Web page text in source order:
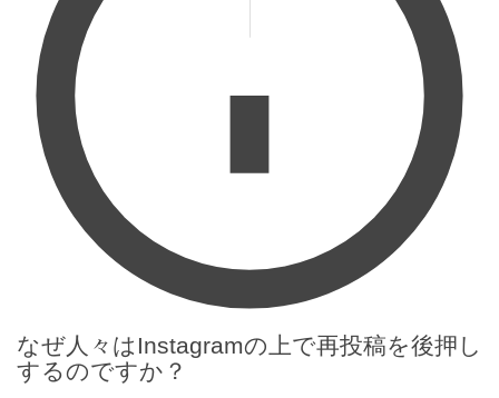
なぜ人々はInstagramの上で再投稿を後押し
するのですか？